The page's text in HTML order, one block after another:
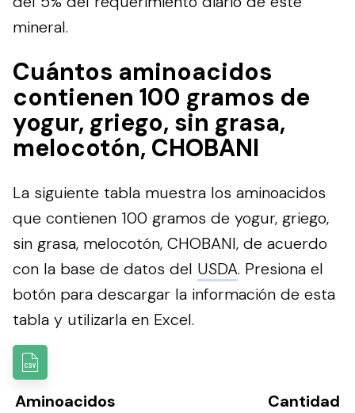
mineral.
Cuántos aminoacidos
contienen 100 gramos de
yogur, griego, sin grasa,
melocotón, CHOBANI
La siguiente tabla muestra los aminoacidos
que contienen 100 gramos de yogur, griego,
sin grasa, melocotón, CHOBANI, de acuerdo
con la base de datos del USDA. Presiona el
botón para descargar la información de esta
tabla y utilizarla en Excel.
Aminoacidos
Cantidad